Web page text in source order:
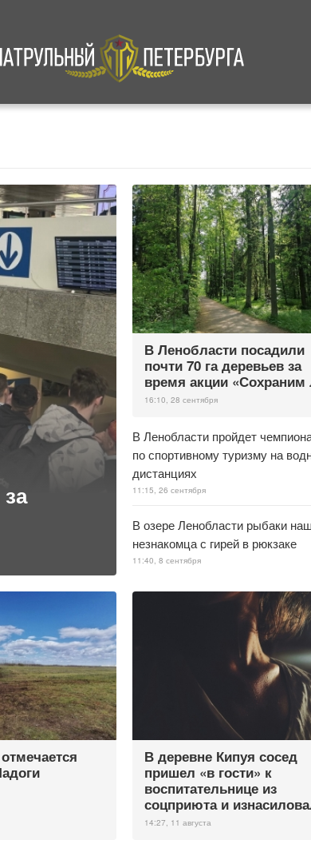
В Ленобласти посадили
почти 70 га деревьев за
время акции «Сохраним
16:10, 28 сентября
В Ленобласти пройдет
по спортивному туризму на
дистанциях
11:15, 26 сентября
В озере Ленобласти рыбаки
незнакомца с гирей в рюкзаке
11:40, 8 сентября
В деревне Кипуя сосед
пришел «в гости» к
воспитательнице из
соцприюта и
14:27, 11 августа